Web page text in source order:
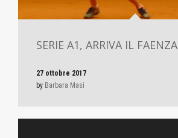
SERIE A1, ARRIVA IL FAENZA
27 ottobre 2017
by Barbara Masi